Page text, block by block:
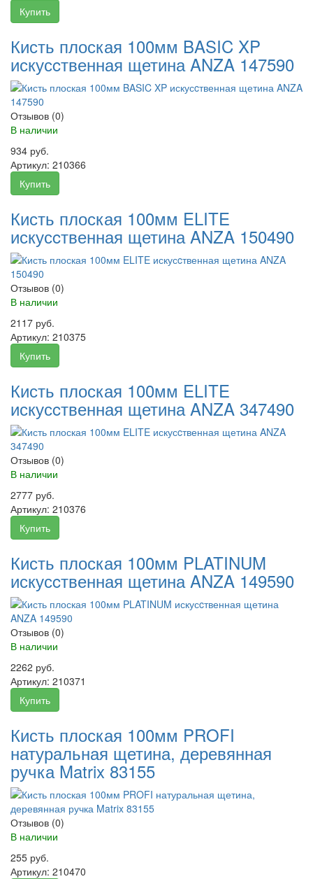
Купить
Кисть плоская 100мм BASIC XP
искусcтвенная щетина ANZA 147590
Отзывов (0)
В наличии
934 руб.
Артикул: 210366
Купить
Кисть плоская 100мм ELITE
искусcтвенная щетина ANZA 150490
Отзывов (0)
В наличии
2117 руб.
Артикул: 210375
Купить
Кисть плоская 100мм ELITE
искусcтвенная щетина ANZA 347490
Отзывов (0)
В наличии
2777 руб.
Артикул: 210376
Купить
Кисть плоская 100мм PLATINUM
искусcтвенная щетина ANZA 149590
Отзывов (0)
В наличии
2262 руб.
Артикул: 210371
Купить
Кисть плоская 100мм PROFI
натуральная щетина, деревянная
ручка Matrix 83155
Отзывов (0)
В наличии
255 руб.
Артикул: 210470